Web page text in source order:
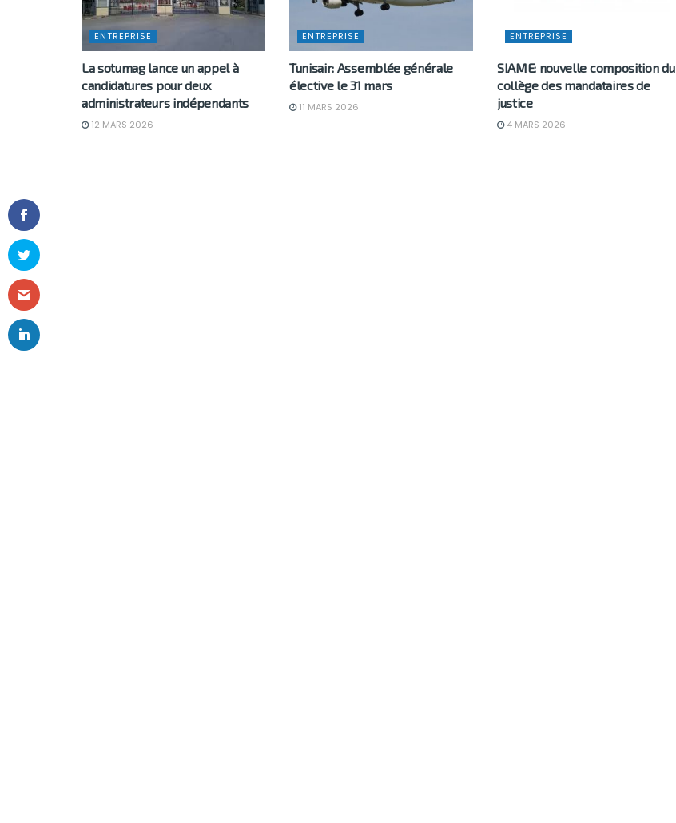
ENTREPRISE
La sotumag lance un appel à
candidatures pour deux
administrateurs indépendants
12 MARS 2026
ENTREPRISE
Tunisair: Assemblée générale
élective le 31 mars
11 MARS 2026
ENTREPRISE
SIAME: nouvelle composition du
collège des mandataires de
justice
4 MARS 2026